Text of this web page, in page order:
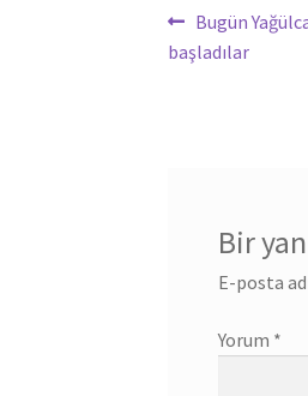
Yazı
gezinmesi
Önceki
yazı:
Bugün
başladılar
Bir
E-posta
Yorum *